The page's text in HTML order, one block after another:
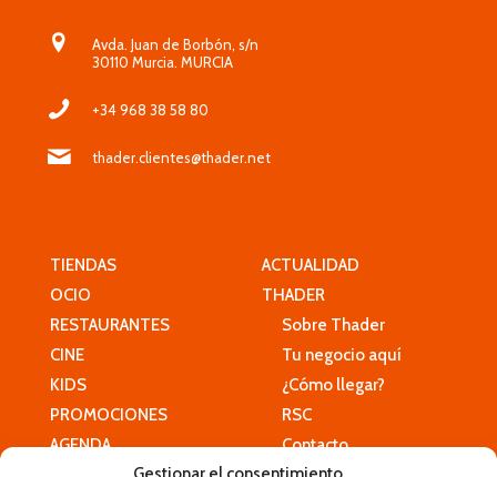
Avda. Juan de Borbón, s/n
30110 Murcia. MURCIA
+34 968 38 58 80
thader.clientes@thader.net
TIENDAS
OCIO
RESTAURANTES
CINE
KIDS
PROMOCIONES
AGENDA
ACTUALIDAD
THADER
Sobre Thader
Tu negocio aquí
¿Cómo llegar?
RSC
Contacto